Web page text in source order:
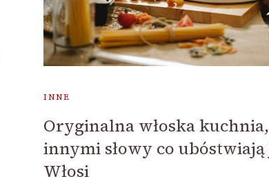
INNE
Oryginalna włoska kuchnia,
innymi słowy co ubóstwiają
Włosi